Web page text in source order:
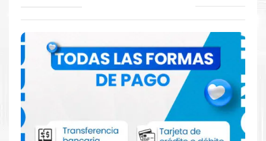
Comprar Tinta HP 964 Magenta para
impresoras 9010 9020